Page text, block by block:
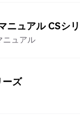
ニュアル CSシ
ニュアル
ーズ